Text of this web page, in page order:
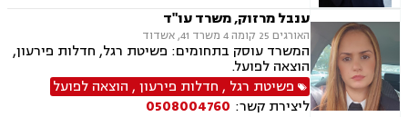
חד מינית, חלוקת רכוש
ענבל מרזוק, משרד עו"ד
האורגים 25 קומה 4 משרד 41, אשדוד
המשרד עוסק בתחומים: פשיטת רגל, חדלות פירעון,
הוצאה לפועל.
פשיטת רגל , חדלות פירעון, הוצאה לפועל
ליצירת קשר: 0508004760